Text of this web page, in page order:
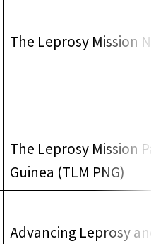
The Leprosy Mission
The Leprosy Mission
Guinea (TLM PNG)
Advancing Leprosy and